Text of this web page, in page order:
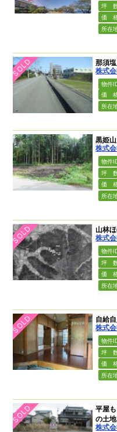
坪
価
所在
SOLD
那須
株式
物件
価
所在
黒姫
株式
物件
坪
価
所在
SOLD
山林
株式
物件
坪
価
所在
SOLD
自給
株式
物件
坪
価
所在
SOLD
平屋
の土
株式